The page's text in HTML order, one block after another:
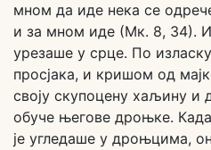
мном да иде нека се
и за мном иде (Мк. 8, 34). И
урезаше у срце. По
просјака, и кришом од
своју скупоцену хаљину и
обуче његове дроњке.
је угледаше у дроњцима,